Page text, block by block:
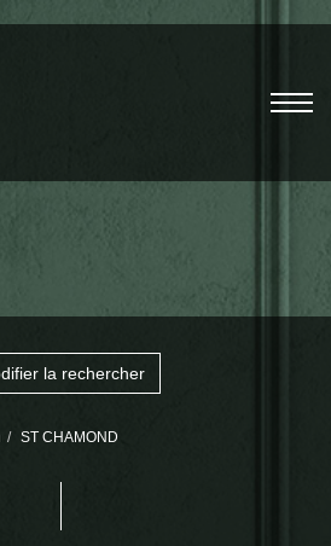
la rechercher
ST CHAMOND